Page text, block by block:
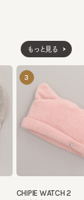
もっと見る
3
CHIPIE WATCH 2